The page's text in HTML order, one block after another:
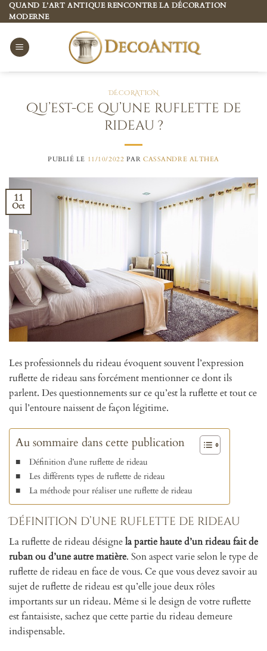
Passer
au
contenu
QUAND L’ART ANTIQUE RENCONTRE LA DÉCORATION
MODERNE
DÉCORATION
Qu’est-ce qu’une ruflette de
rideau ?
PUBLIÉ LE 11/10/2022 PARCASSANDRE ALTHEA
11
Oct
Les professionnels du rideau évoquent souvent l’expression
ruflette de rideau sans forcément mentionner ce dont ils
parlent. Des questionnements sur ce qu’est la ruflette et tout ce
qui l’entoure naissent de façon légitime.
Au sommaire dans cette publication
Définition d’une ruflette de rideau
Les différents types de ruflette de rideau
La méthode pour réaliser une ruflette de rideau
Définition d’une ruflette de rideau
La ruflette de rideau désignela partie haute d’un rideau fait de
ruban ou d’une autre matière. Son aspect varie selon le type de
ruflette de rideau en face de vous. Ce que vous devez savoir au
sujet de ruflette de rideau est qu’elle joue deux rôles
importants sur un rideau. Même si le design de votre ruflette
est fantaisiste, sachez que cette partie du rideau demeure
indispensable.